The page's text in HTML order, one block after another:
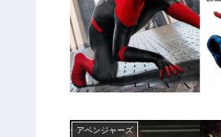
アベンジャーズ